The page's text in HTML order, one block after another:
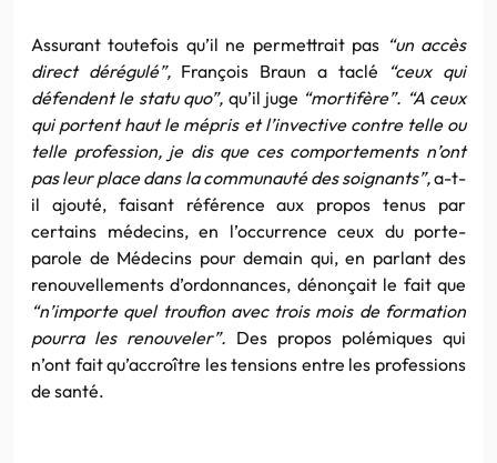
Assurant toutefois qu’il ne permettrait pas “un accès
direct dérégulé”, François Braun a taclé
“ceux qui
défendent le statu quo”, qu’il juge “mortifère”. “A ceux
qui portent haut le mépris et l’invective contre telle ou
telle profession, je dis que ces comportements n’ont
pas leur place dans la communauté des soignants”,a-t-
il ajouté, faisant référence aux propos tenus par
certains médecins, en l’occurrence ceux du porte-
parole de Médecins pour demain qui, en parlant des
renouvellements d’ordonnances, dénonçait le fait que
“n’importe quel troufion avec trois mois de formation
pourra les renouveler”. Des propos polémiques qui
n’ont fait qu’accroître les tensions entre les professions
de santé.